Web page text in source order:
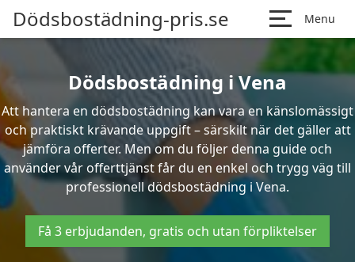
Dödsbostädning-pris.se Menu
Dödsbostädning i Vena
Att hantera en dödsbostädning kan vara en känslomässigt
och praktiskt krävande uppgift – särskilt när det gäller att
jämföra offerter. Men om du följer denna guide och
använder vår offerttjänst får du en enkel och trygg väg till
professionell dödsbostädning i Vena.
Få 3 erbjudanden, gratis och utan förpliktelser